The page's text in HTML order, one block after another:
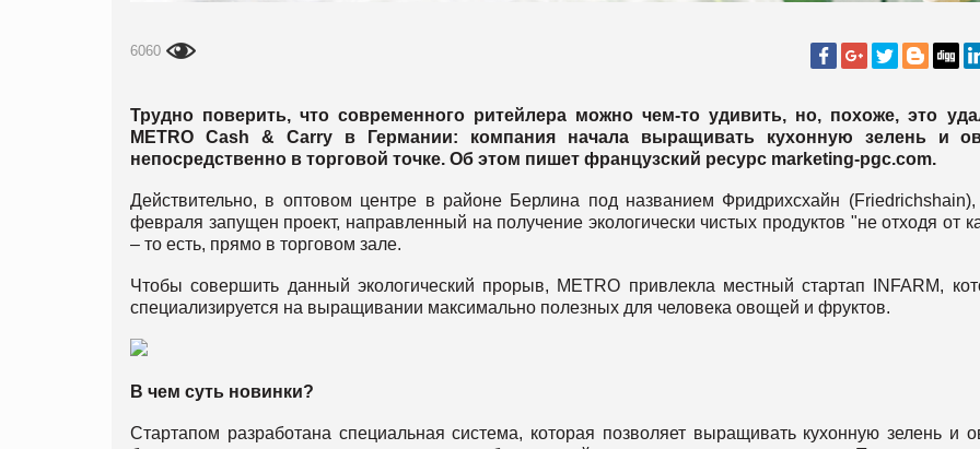
6060
Трудно поверить, что современного ритейлера можно чем-то удивить, но, похоже, это
METRO Cash & Carry в Германии: компания начала выращивать кухонную зелень и
непосредственно в торговой точке. Об этом пишет французский ресурс marketing-pgc.com.
Действительно, в оптовом центре в районе Берлина под названием Фридрихсхайн
февраля запущен проект, направленный на получение экологически чистых продуктов "не отходя от
– то есть, прямо в торговом зале.
Чтобы совершить данный экологический прорыв, METRO привлекла местный стартап INFARM,
специализируется на выращивании максимально полезных для человека овощей и фруктов.
В чем суть новинки?
Стартапом разработана специальная система, которая позволяет выращивать кухонную зелень и